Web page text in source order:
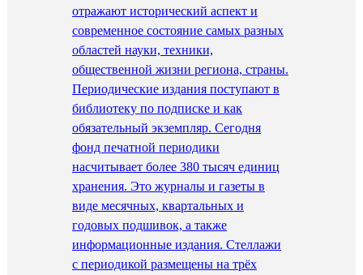
отражают исторический аспект и
современное состояние самых разных
областей науки, техники,
общественной жизни региона, страны.
Периодические издания поступают в
библиотеку по подписке и как
обязательный экземпляр. Сегодня
фонд печатной периодики
насчитывает более 380 тысяч единиц
хранения. Это журналы и газеты в
виде месячных, квартальных и
годовых подшивок, а также
информационные издания. Стеллажи
с периодикой размещены на трёх